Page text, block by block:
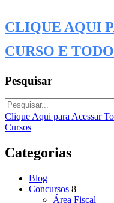
CLIQUE AQUI
CURSO E
Pesquisar
Clique Aqui para Acessar
Cursos
Categorias
Blog
Concursos 8
Área Fiscal